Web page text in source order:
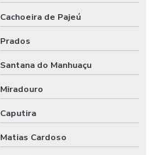
Cachoeira de Pajeú
Prados
Santana do Manhuaçu
Miradouro
Caputira
Matias Cardoso